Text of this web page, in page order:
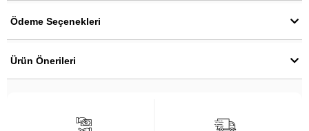
Ödeme Seçenekleri
Ürün Önerileri